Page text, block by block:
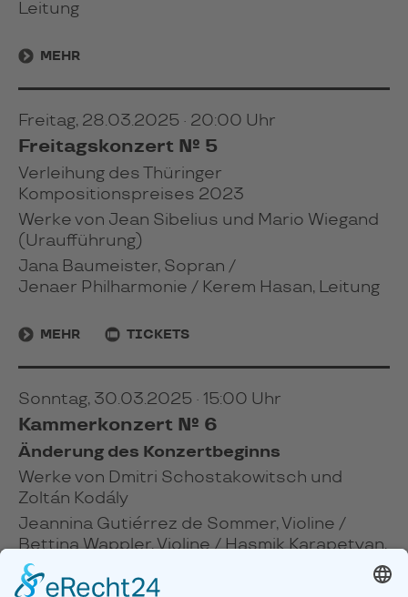
Leitung
MEHR
Freitag, 28.03.2025 · 20:00 Uhr
Freitagskonzert № 5
Verleihung des Thüringer
Kompositionspreises 2023
Werke von Jean Sibelius und Mario Wiegand
(Uraufführung)
Jana Baumeister, Sopran /
Jenaer Philharmonie / Kerem Hasan, Leitung
MEHR TICKETS
Sonntag, 30.03.2025 · 15:00 Uhr
Kammerkonzert № 6
Änderung des Konzertbeginns
Werke von Dmitri Schostakowitsch und
Zoltán Kodály
Jeannina Gutiérrez de Sommer, Violine /
Bettina Wappler, Violine / Hasmik Karapetyan,
Viola / Alexander Wegelin, Violoncello /
Anna Karapetyan, Klavier